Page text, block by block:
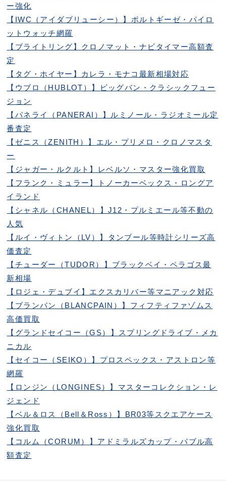
ー強化
【IWC（アイダブリューシー）】ポルトギーゼ・パイロ
ットウォッチ網羅
【ブライトリング】クロノマット・ナビタイマー高額査
定
【タグ・ホイヤー】カレラ・モナコ最新相場対応
【ウブロ（HUBLOT）】ビッグバン・クラシックフュー
ジョン
【パネライ（PANERAI）】ルミノール・ラジオミール定
番査定
【ゼニス（ZENITH）】エル・プリメロ・クロノマスタ
ー
【ジャガー・ルクルト】レベルソ・マスター強化買取
【フランク・ミュラー】トノーカーベックス・ロングア
イランド
【シャネル（CHANEL）】J12・プルミエール等不動の
人気
【ルイ・ヴィトン（LV）】タンブール等時計シリーズ高
価査定
【チューダー（TUDOR）】ブラックベイ・ペラゴス最
新相場
【ロジェ・デュブイ】エクスカリバー等マニアック対応
【ブランパン（BLANCPAIN）】フィフティファゾムス
高価買取
【グランドセイコー（GS）】スプリングドライブ・メカ
ニカル
【セイコー（SEIKO）】プロスペックス・アストロン等
網羅
【ロンジン（LONGINES）】マスターコレクション・レ
ジェンド
【ベル＆ロス（Bell＆Ross）】BR03等スクエアケース
強化買取
【コルム（CORUM）】アドミラルズカップ・バブル高
額査定